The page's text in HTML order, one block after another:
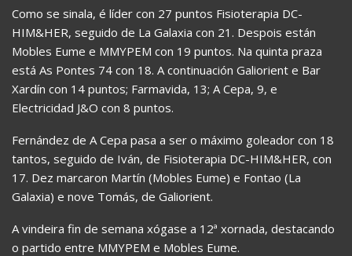
Como se sinala, é líder con 27 puntos Fisioterapia DC-
HIM&HER, seguido de La Galaxia con 21. Despois están
Mobles Eume e MMYPEM con 19 puntos. Na quinta praza
está As Pontes 74 con 18. A continuación Galiorient e Bar
Xardín con 14 puntos; Farmavida, 13; A Cepa, 9, e
Electricidad J&O con 8 puntos.
Fernández de A Cepa pasa a ser o máximo goleador con 18
tantos, seguido de Iván, de Fisioterapia DC-HIM&HER, con
17. Dez marcaron Martín (Mobles Eume) e Fontao (La
Galaxia) e nove Tomás, de Galiorient.
A vindeira fin de semana xógase a 12ª xornada, destacando
o partido entre MMYPEM e Mobles Eume.